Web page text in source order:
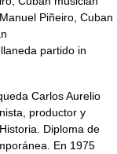
Piñeiro, Cuban
partido in
Carlos Aurelio
productor y
Diploma de
En 1975